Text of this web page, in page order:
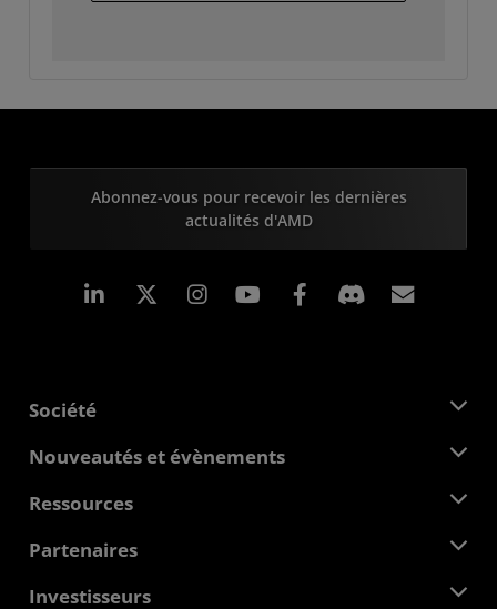
Abonnez-vous pour recevoir les dernières
actualités d'AMD
LinkedIn Instagram Facebook
Société
À propos d'AMD
Responsabilité d'entreprise
Carrières
Nous contacter
Nouveautés et évènements
Salle de presse
Médiathèque
Ressources
Centre pour les développeurs
Études de cas
Partenaires
Hub partenaires AMD
Investisseurs